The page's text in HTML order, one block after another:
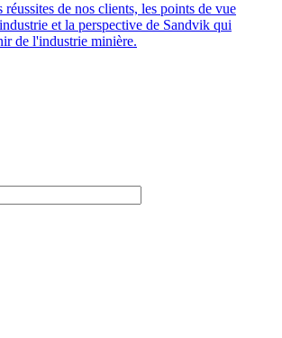
réussites de nos clients, les points de vue
et la perspective de Sandvik qui
de l'industrie minière.